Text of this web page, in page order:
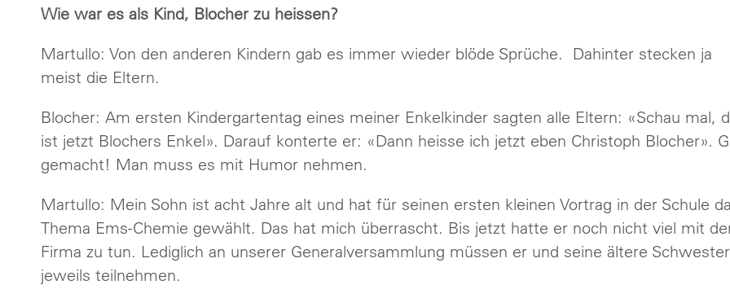
Wie war es als Kind, Blocher zu heissen?
Martullo: Von den anderen Kindern gab es immer wieder blöde Sprüche. Dahinter stecken ja
meist die Eltern.
Blocher: Am ersten Kindergartentag eines meiner Enkelkinder sagten alle Eltern: «Schau mal,
ist jetzt Blochers Enkel». Darauf konterte er: «Dann heisse ich jetzt eben Christoph Blocher».
gemacht! Man muss es mit Humor nehmen.
Martullo: Mein Sohn ist acht Jahre alt und hat für seinen ersten kleinen Vortrag in der Schule
Thema Ems-Chemie gewählt. Das hat mich überrascht. Bis jetzt hatte er noch nicht viel mit
Firma zu tun. Lediglich an unserer Generalversammlung müssen er und seine ältere Schwester
jeweils teilnehmen.